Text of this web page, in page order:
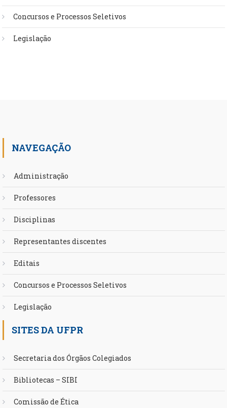
Concursos e Processos Seletivos
Legislação
NAVEGAÇÃO
Administração
Professores
Disciplinas
Representantes discentes
Editais
Concursos e Processos Seletivos
Legislação
SITES DA UFPR
Secretaria dos Órgãos Colegiados
Bibliotecas – SIBI
Comissão de Ética